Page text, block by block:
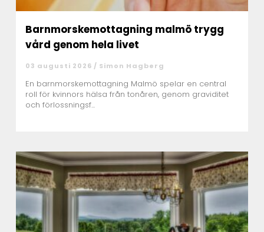
Barnmorskemottagning malmö trygg
vård genom hela livet
03 augusti 2026 / Simon Hagberg
En barnmorskemottagning Malmö spelar en central
roll för kvinnors hälsa från tonåren, genom graviditet
och förlossningsf...